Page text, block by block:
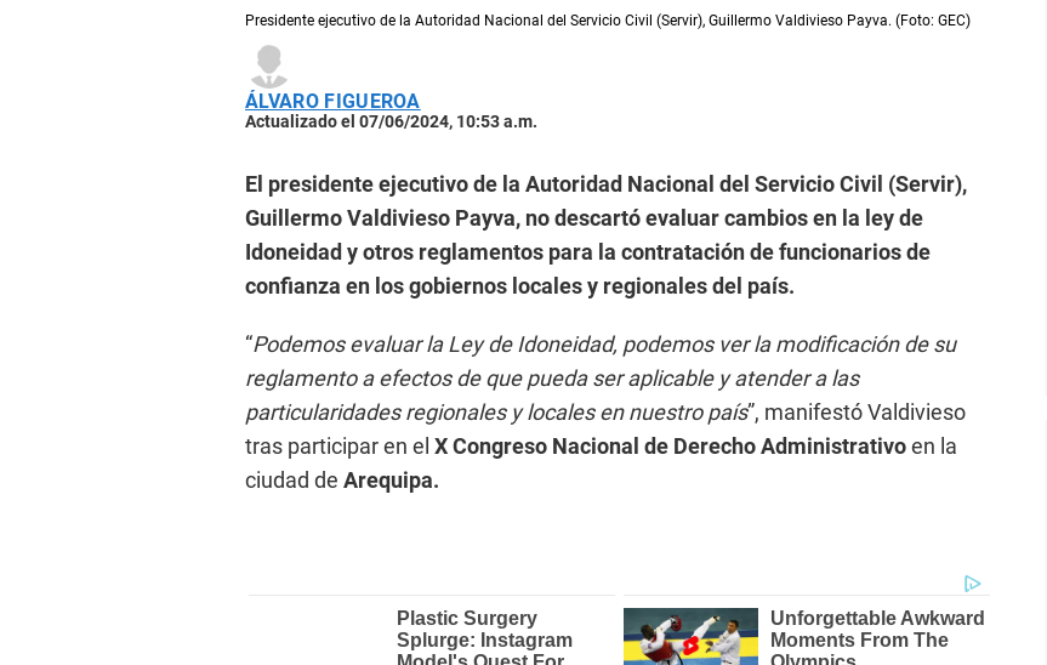
Presidente ejecutivo de la Autoridad Nacional del Servicio Civil (Servir), Guillermo Valdivieso Payva. (Foto: GEC)
ÁLVARO FIGUEROA
Actualizado el 07/06/2024, 10:53 a.m.
El presidente ejecutivo de la Autoridad Nacional del Servicio Civil (Servir),
Guillermo Valdivieso Payva, no descartó evaluar cambios en la ley de
Idoneidad y otros reglamentos para la contratación de funcionarios de
confianza en los gobiernos locales y regionales del país.
“Podemos evaluar la Ley de Idoneidad, podemos ver la modificación de su
reglamento a efectos de que pueda ser aplicable y atender a las
particularidades regionales y locales en nuestro país”, manifestó Valdivieso
tras participar en el X Congreso Nacional de Derecho Administrativoen la
ciudad de Arequipa.